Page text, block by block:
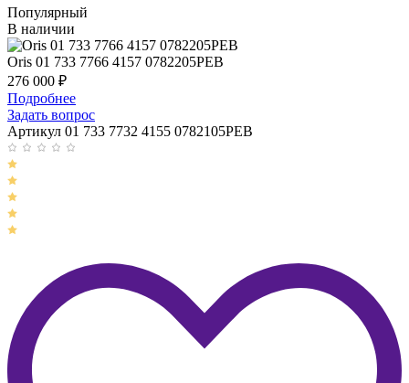
Популярный
В наличии
Oris 01 733 7766 4157 0782205PEB
276 000 ₽
Подробнее
Задать вопрос
Артикул 01 733 7732 4155 0782105PEB